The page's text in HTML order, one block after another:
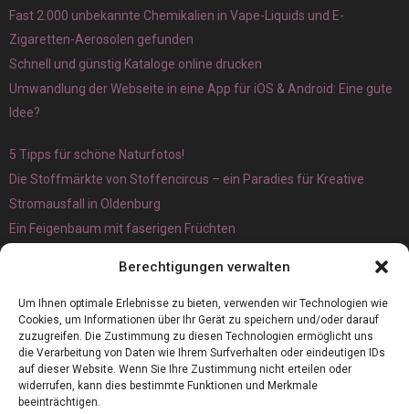
Berechtigungen verwalten
Um Ihnen optimale Erlebnisse zu bieten, verwenden wir Technologien wie
Cookies, um Informationen über Ihr Gerät zu speichern und/oder darauf
zuzugreifen. Die Zustimmung zu diesen Technologien ermöglicht uns
die Verarbeitung von Daten wie Ihrem Surfverhalten oder eindeutigen IDs
auf dieser Website. Wenn Sie Ihre Zustimmung nicht erteilen oder
widerrufen, kann dies bestimmte Funktionen und Merkmale
beeinträchtigen.
Fast 2.000 unbekannte Chemikalien in Vape-Liquids und E-
Zigaretten-Aerosolen gefunden
Schnell und günstig Kataloge online drucken
Umwandlung der Webseite in eine App für iOS & Android: Eine gute
Idee?
5 Tipps für schöne Naturfotos!
Die Stoffmärkte von Stoffencircus – ein Paradies für Kreative
Stromausfall in Oldenburg
Ein Feigenbaum mit faserigen Früchten
Magnetangeln